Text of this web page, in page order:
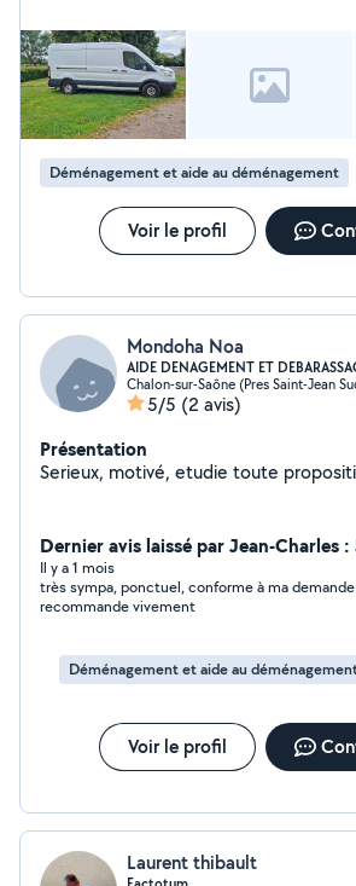
Déménagement et aide au déménagement
Voir le profil
Mondoha Noa
AIDE DENAGEMENT ET
Chalon-sur-Saône (Pres Saint-Jean
5/5 (2 avis)
Présentation
Serieux, motivé, etudie toute
Dernier avis laissé par Jean-Charles
Il y a 1 mois
très sympa, ponctuel, conforme à ma demande
recommande vivement
Déménagement et aide au
Voir le profil
Laurent thibault